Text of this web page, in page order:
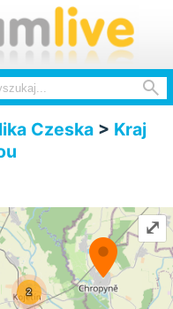

Czeska > Kraj
⤢